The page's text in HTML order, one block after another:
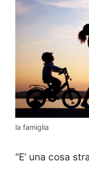
la famiglia
“E’ una cosa